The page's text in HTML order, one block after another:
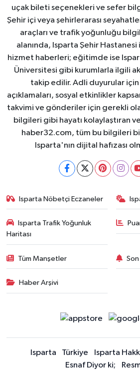
uçak bileti seçenekleri ve sefer
Şehir içi veya şehirlerarası
araçları ve trafik yoğunluğu
alanında, Isparta Şehir
hizmet haberleri; eğitimde ise
Üniversitesi gibi kurumlarla ilgili
takip edilir. Adli duyurular için
açıklamaları, sosyal etkinlikler
takvimi ve gönderiler için gerekli
bilgileri gibi hayatı kolaylaştıran
haber32.com, tüm bu bilgileri
Isparta'nın dijital hafızası
Isparta Nöbetçi Eczaneler
Isparta Trafik Yoğunluk
Haritası
Tüm Manşetler
Haber Arşivi
Isparta Türkiye Isparta
Esnaf Diyor ki;